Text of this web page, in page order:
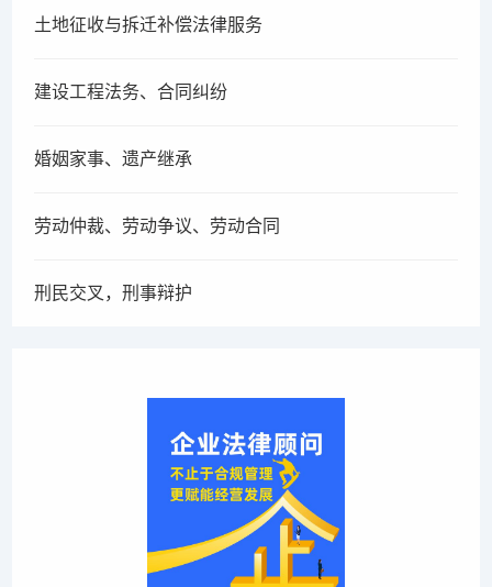
土地征收与拆迁补偿法律服务
建设工程法务、合同纠纷
婚姻家事、遗产继承
劳动仲裁、劳动争议、劳动合同
刑民交叉，刑事辩护